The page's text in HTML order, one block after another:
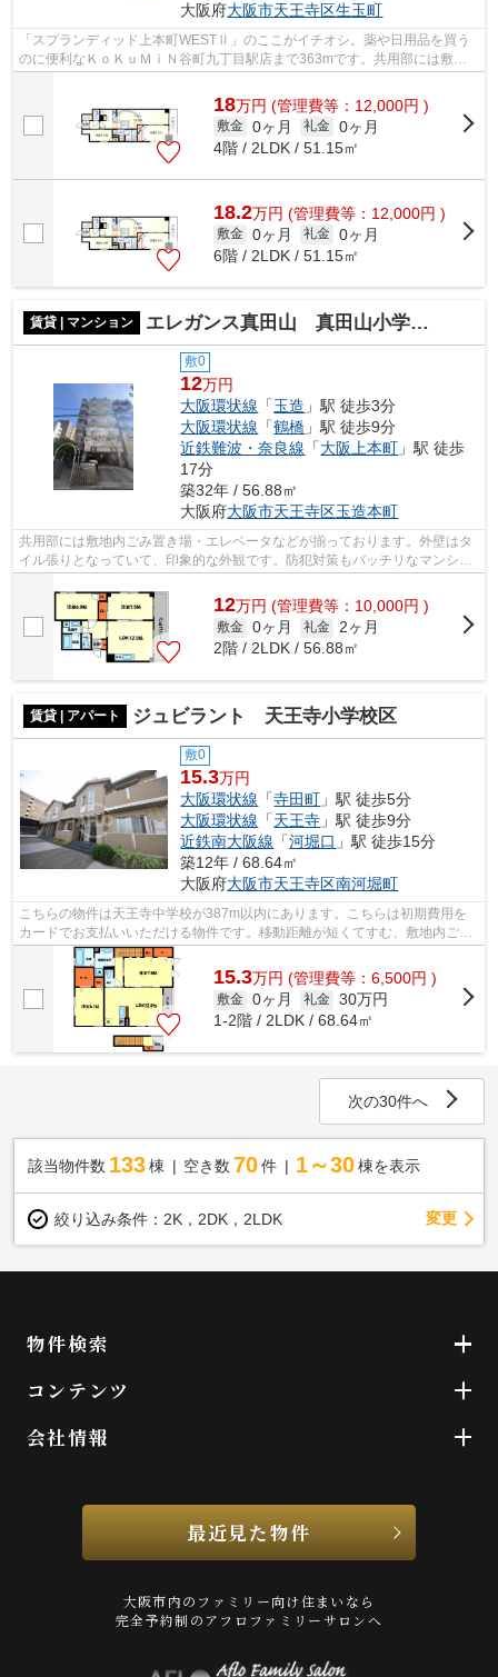
大阪府大阪市天王寺区生玉町
「スプランディッド上本町WESTⅡ」のここがイチオシ。薬や日用品を買う
のに便利なＫｏＫｕＭｉＮ谷町九丁目駅店まで363mです。共用部には敷地
18万円 (管理費等：12,000円 )
敷金 0ヶ月 礼金 0ヶ月
4階 / 2LDK / 51.15㎡
18.2万円 (管理費等：12,000円 )
敷金 0ヶ月 礼金 0ヶ月
6階 / 2LDK / 51.15㎡
賃貸 | マンション エレガンス真田山 真田山小学校区
敷0
12万円
大阪環状線 「玉造 」駅 徒歩3分
大阪環状線 「鶴橋 」駅 徒歩9分
近鉄難波・奈良線 「大阪上本町 」駅 徒歩
17分
築32年 / 56.88㎡
大阪府大阪市天王寺区玉造本町
共用部には敷地内ごみ置き場・エレベータなどが揃っております。外壁はタ
イル張りとなっていて、印象的な外観です。防犯対策もバッチリなマンショ
ンタイプの物件です。景色を眺めるこ...
12万円 (管理費等：10,000円 )
敷金 0ヶ月 礼金 2ヶ月
2階 / 2LDK / 56.88㎡
賃貸 | アパート ジュビラント 天王寺小学校区
敷0
15.3万円
大阪環状線 「寺田町 」駅 徒歩5分
大阪環状線 「天王寺 」駅 徒歩9分
近鉄南大阪線 「河堀口 」駅 徒歩15分
築12年 / 68.64㎡
大阪府大阪市天王寺区南河堀町
こちらの物件は天王寺中学校が387m以内にあります。こちらは初期費用を
カードでお支払いいただける物件です。移動距離が短くてすむ、敷地内ごみ
置き場です。こちらの物件はアパートで...
15.3万円 (管理費等：6,500円 )
敷金 0ヶ月 礼金 30万円
1-2階 / 2LDK / 68.64㎡
次の30件へ
該当物件数 133棟 空き数 70 件 1～30 棟を表示
絞り込み条件： 2K，2DK，2LDK 変更
物件検索
コンテンツ
会社情報
最近見た物件
大阪市内のファミリー向け住まいなら
完全予約制のアフロファミリーサロンへ